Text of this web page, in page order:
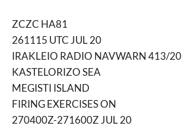
ZCZC HA81
261115 UTC JUL 20
IRAKLEIO RADIO NAVWARN 413/20
KASTELORIZO SEA
MEGISTI ISLAND
FIRING EXERCISES ON
270400Z-271600Z JUL 20